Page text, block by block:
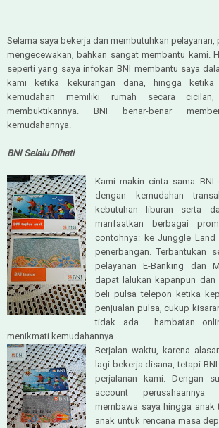
Selama saya bekerja dan membutuhkan pelayanan,
mengecewakan, bahkan sangat membantu kami.
seperti yang saya infokan BNI membantu saya
kami ketika kekurangan dana, hingga ketika
kemudahan memiliki rumah secara
membuktikannya. BNI benar-benar
kemudahannya.
BNI Selalu Dihati
Kami makin cinta sama BNI
dengan kemudahan
kebutuhan liburan serta
manfaatkan berbagai
contohnya: ke Junggle
penerbangan. Terbantukan
pelayanan E-Banking dan
dapat lalukan kapanpun dan
beli pulsa telepon ketika
penjualan pulsa, cukup
tidak ada hambatan
menikmati kemudahannya.
Berjalan waktu, karena
lagi bekerja disana, tetapi
perjalanan kami. Dengan
account perusahaannya
membawa saya hingga anak
anak untuk rencana masa